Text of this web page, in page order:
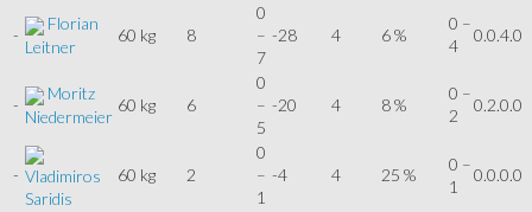
-
Florian
Leitner
60 kg 8
0
–
7
-28 4 6 %
0 –
4
0.0.4.0
-
Moritz
Niedermeier
60 kg 6
0
–
5
-20 4 8 %
0 –
2
0.2.0.0
- Vladimiros
Saridis
60 kg 2
0
–
1
-4 4 25 %
0 –
1
0.0.0.0